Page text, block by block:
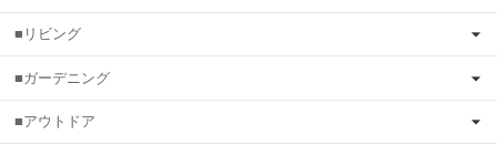
■リビング
■ガーデニング
■アウトドア